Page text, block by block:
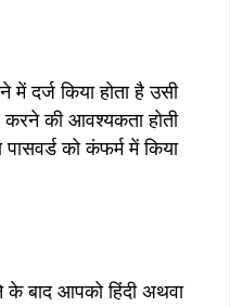
दर्ज किया होता है उसी
करने की आवश्यकता होती
को कंफर्म में किया
बाद आपको हिंदी अथवा